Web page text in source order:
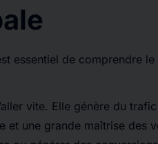
essentiel de comprendre
vite. Elle génère du trafic
une grande maîtrise des